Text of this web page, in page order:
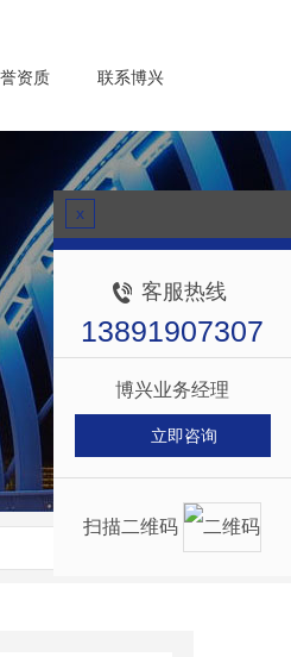
资质 联系博兴
x
客服热线
13891907307
博兴业务经理
立即咨询
扫描二维码